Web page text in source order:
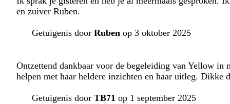
en zuiver Ruben.
Getuigenis door Ruben op 3 oktober 2025
Ontzettend dankbaar voor de begeleiding van Yellow
helpen met haar heldere inzichten en haar uitleg. Dikke
Getuigenis door TB71 op 1 september 2025